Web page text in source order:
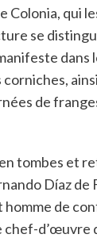
Colonia, qui
se
dans
de
tombes et
Díaz de
de
chef-d’œuvre